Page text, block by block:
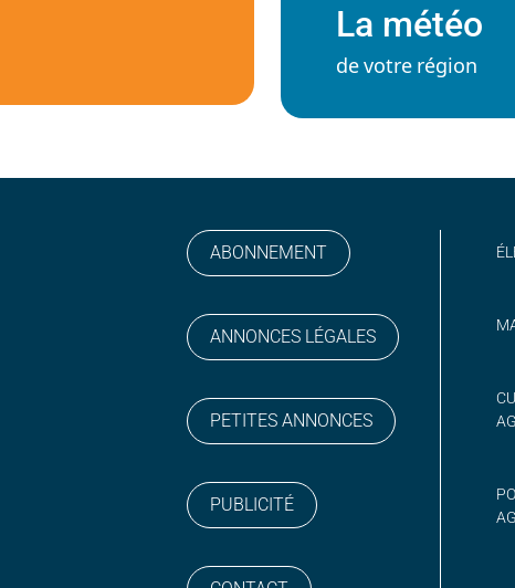
La météo
de votre région
ABONNEMENT
ANNONCES LÉGALES
PETITES ANNONCES
PUBLICITÉ